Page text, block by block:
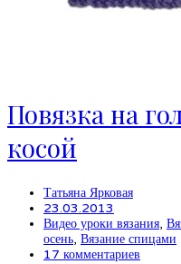
Повязка на
косой
Татьяна Ярковая
23.03.2013
Видео уроки вязания,
осень, Вязание спицами
17 комментариев